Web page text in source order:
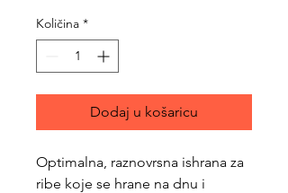
Količina *
Dodaj u košaricu
Optimalna, raznovrsna ishrana za
ribe koje se hrane na dnu i